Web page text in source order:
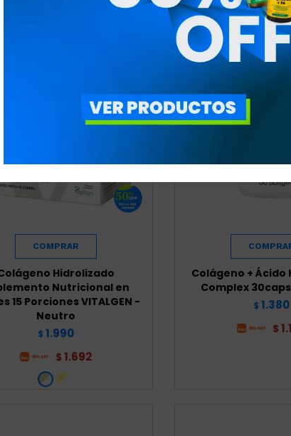
Hidrolizado
Nutricional en
15 Porciones VITALGEN -
Neutro
$ 1.990
$ 1.692
Colágeno + Ácido
Complex
$ 1.380
$